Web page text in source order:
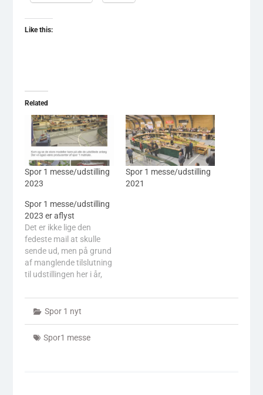
Like this:
Related
Spor 1 messe/udstilling
2023
Spor 1 messe/udstilling
2021
Spor 1 messe/udstilling
2023 er aflyst
Det er ikke lige den
fedeste mail at skulle
sende ud, men på grund
af manglende tilslutning
til udstillingen her i år,
den.Men mindre udstiller
som for 2 år siden er det
gennemføre
udstillingen. Beklager
Spor 1 nyt
Spor1 messe